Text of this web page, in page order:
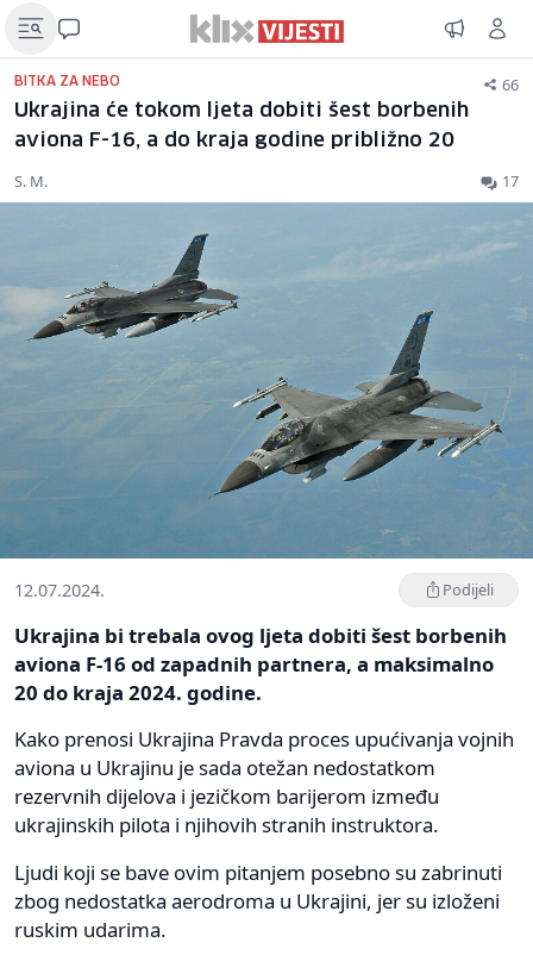
BITKA ZA NEBO 66
Ukrajina će tokom ljeta dobiti šest borbenih
aviona F-16, a do kraja godine približno 20
S. M. 17
12.07.2024. Podijeli
Ukrajina bi trebala ovog ljeta dobiti šest borbenih
aviona F-16 od zapadnih partnera, a maksimalno
20 do kraja 2024. godine.
Kako prenosi Ukrajina Pravda proces upućivanja vojnih
aviona u Ukrajinu je sada otežan nedostatkom
rezervnih dijelova i jezičkom barijerom između
ukrajinskih pilota i njihovih stranih instruktora.
Ljudi koji se bave ovim pitanjem posebno su zabrinuti
zbog nedostatka aerodroma u Ukrajini, jer su izloženi
ruskim udarima.